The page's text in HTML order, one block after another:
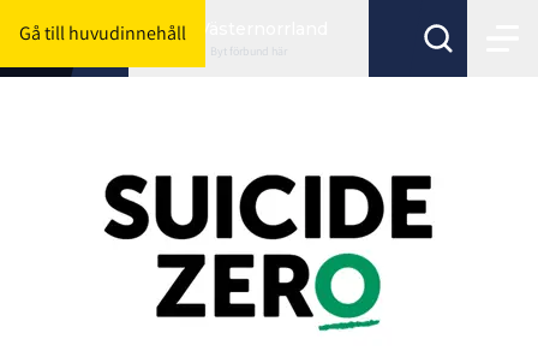
Gå till huvudinnehåll
Byt förbund här